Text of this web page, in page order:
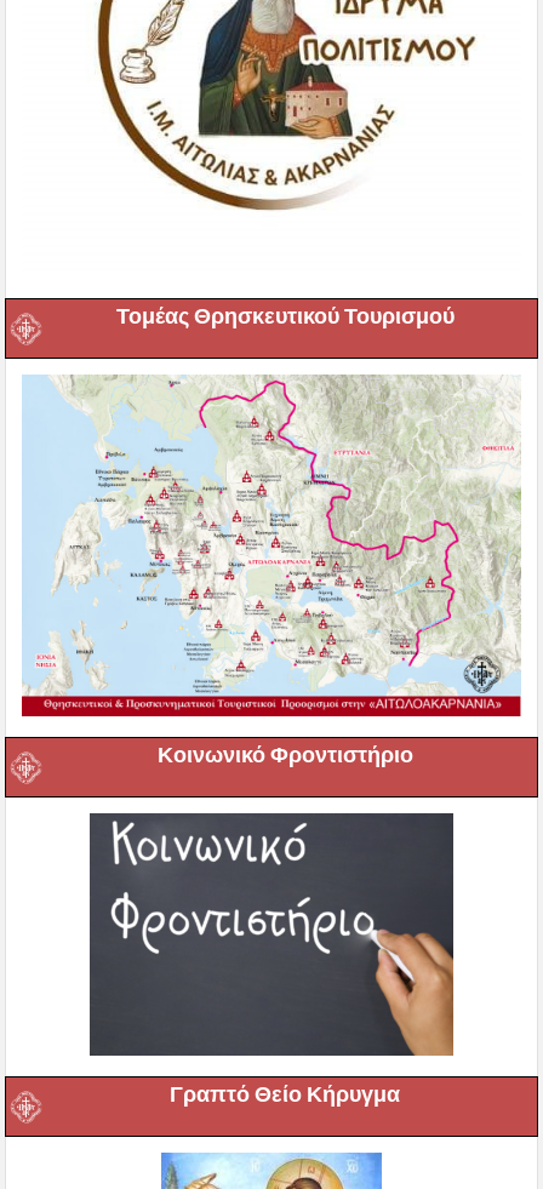
Τομέας Θρησκευτικού Τουρισμού
Κοινωνικό Φροντιστήριο
Γραπτό Θείο Κήρυγμα